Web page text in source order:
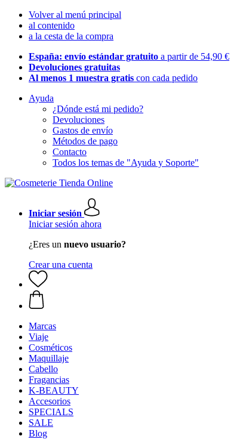
Volver al menú principal
al contenido
a la cesta de la compra
España: envío estándar gratuito a partir de 54,90 €
Devoluciones gratuitas
Al menos 1 muestra gratis con cada pedido
Ayuda
¿Dónde está mi pedido?
Devoluciones
Gastos de envío
Métodos de pago
Contacto
Todos los temas de "Ayuda y Soporte"
Iniciar sesión
Iniciar sesión ahora
¿Eres un nuevo usuario?
Crear una cuenta
Marcas
Viaje
Cosméticos
Maquillaje
Cabello
Fragancias
K-BEAUTY
Accesorios
SPECIALS
SALE
Blog